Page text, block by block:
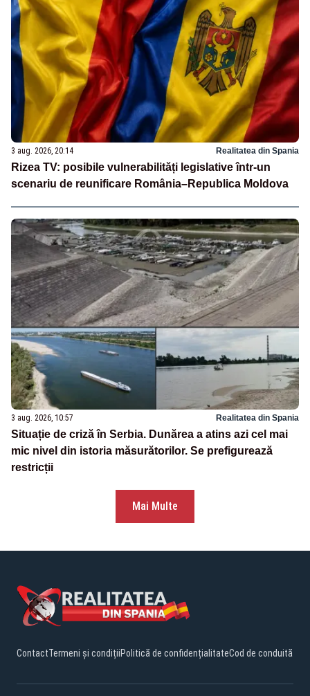
3 aug. 2026, 20:14 Realitatea din Spania
Rizea TV: posibile vulnerabilități legislative într-un
scenariu de reunificare România–Republica Moldova
3 aug. 2026, 10:57 Realitatea din Spania
Situație de criză în Serbia. Dunărea a atins azi cel mai
mic nivel din istoria măsurătorilor. Se prefigurează
restricții
Mai Multe
ContactTermeni și condițiiPolitică de confidențialitateCod de conduită